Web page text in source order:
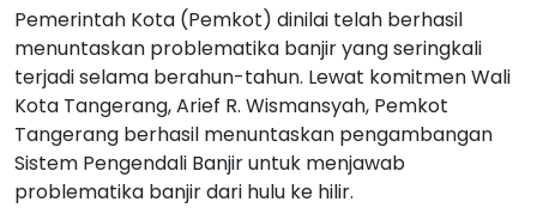
Pemerintah Kota (Pemkot) dinilai telah berhasil
menuntaskan problematika banjir yang seringkali
terjadi selama berahun-tahun. Lewat komitmen Wali
Kota Tangerang, Arief R. Wismansyah, Pemkot
Tangerang berhasil menuntaskan pengambangan
Sistem Pengendali Banjir untuk menjawab
problematika banjir dari hulu ke hilir.